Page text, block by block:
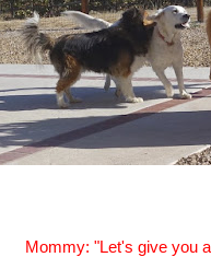
Mommy: "Let's give you